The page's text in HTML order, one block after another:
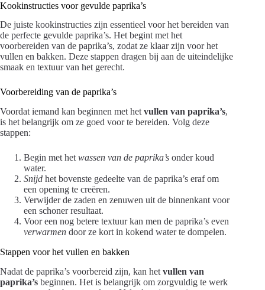
Kookinstructies voor gevulde paprika’s
De juiste kookinstructies zijn essentieel voor het bereiden van
de perfecte gevulde paprika’s. Het begint met het
voorbereiden van de paprika’s, zodat ze klaar zijn voor het
vullen en bakken. Deze stappen dragen bij aan de uiteindelijke
smaak en textuur van het gerecht.
Voorbereiding van de paprika’s
Voordat iemand kan beginnen met het vullen van paprika’s,
is het belangrijk om ze goed voor te bereiden. Volg deze
stappen:
Begin met het wassen van de paprika’s onder koud
water.
Snijd het bovenste gedeelte van de paprika’s eraf om
een opening te creëren.
Verwijder de zaden en zenuwen uit de binnenkant voor
een schoner resultaat.
Voor een nog betere textuur kan men de paprika’s even
verwarmen door ze kort in kokend water te dompelen.
Stappen voor het vullen en bakken
Nadat de paprika’s voorbereid zijn, kan het vullen van
paprika’s beginnen. Het is belangrijk om zorgvuldig te werk